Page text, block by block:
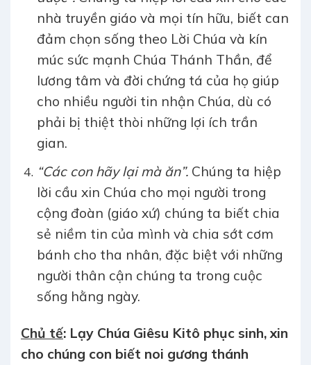
nhà truyền giáo và mọi tín hữu, biết can
đảm chọn sống theo Lời Chúa và kín
múc sức mạnh Chúa Thánh Thần, để
lương tâm và đời chứng tá của họ giúp
cho nhiều người tin nhận Chúa, dù có
phải bị thiệt thòi những lợi ích trần
gian.
“Các con hãy lại mà ăn”.Chúng ta hiệp
lời cầu xin Chúa cho mọi người trong
cộng đoàn (giáo xứ) chúng ta biết chia
sẻ niềm tin của mình và chia sớt cơm
bánh cho tha nhân, đặc biệt với những
người thân cận chúng ta trong cuộc
sống hằng ngày.
Chủ tế: Lạy Chúa Giêsu Kitô phục sinh, xin
cho chúng con biết noi gương thánh